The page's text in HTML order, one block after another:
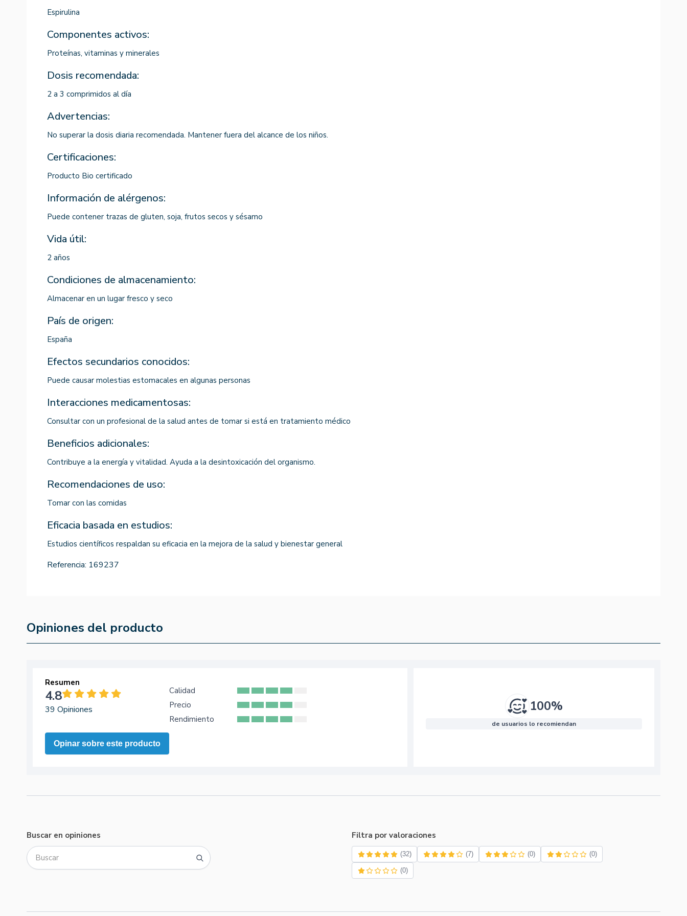
Espirulina
Componentes activos:
Proteínas, vitaminas y minerales
Dosis recomendada:
2 a 3 comprimidos al día
Advertencias:
No superar la dosis diaria recomendada. Mantener fuera del alcance de los niños.
Certificaciones:
Producto Bio certificado
Información de alérgenos:
Puede contener trazas de gluten, soja, frutos secos y sésamo
Vida útil:
2 años
Condiciones de almacenamiento:
Almacenar en un lugar fresco y seco
País de origen:
España
Efectos secundarios conocidos:
Puede causar molestias estomacales en algunas personas
Interacciones medicamentosas:
Consultar con un profesional de la salud antes de tomar si está en tratamiento médico
Beneficios adicionales:
Contribuye a la energía y vitalidad. Ayuda a la desintoxicación del organismo.
Recomendaciones de uso:
Tomar con las comidas
Eficacia basada en estudios:
Estudios científicos respaldan su eficacia en la mejora de la salud y bienestar general
Referencia: 169237
Opiniones del producto
Resumen
4.8
39 Opiniones
Opinar sobre este producto
Calidad
Precio
Rendimiento
100%
de usuarios lo recomiendan
Buscar en opiniones Filtra por valoraciones
(32) (7) (0) (0)
(0)